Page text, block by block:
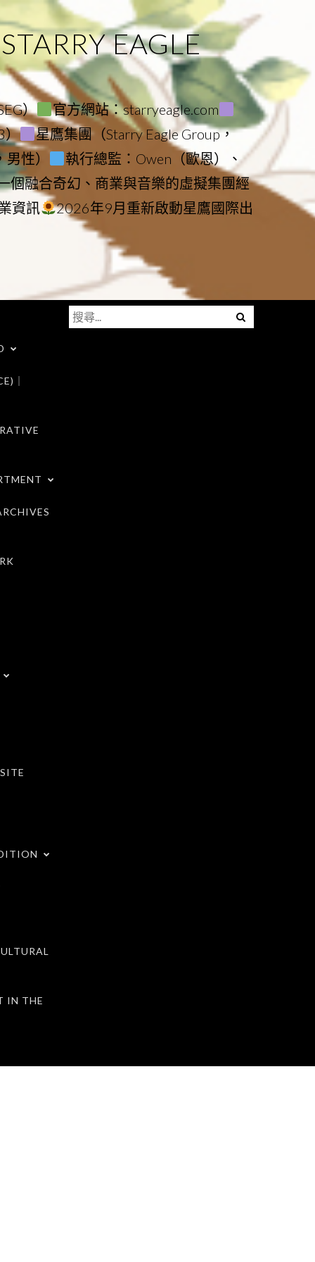
EAGLE
）
官方網站：starryeagle.com
）
星鷹集團（Starry Eagle Group，
性）
執行總監：Owen（歐恩）、
個融合奇幻、商業與音樂的虛擬集團經
資訊
2026年9月重新啟動星鷹國際出
｜
IN THE
Menu
搜
尋